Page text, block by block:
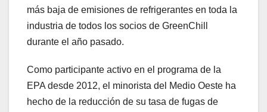
más baja de emisiones de refrigerantes en toda la
industria de todos los socios de GreenChill
durante el año pasado.
Como participante activo en el programa de la
EPA desde 2012, el minorista del Medio Oeste ha
hecho de la reducción de su tasa de fugas de